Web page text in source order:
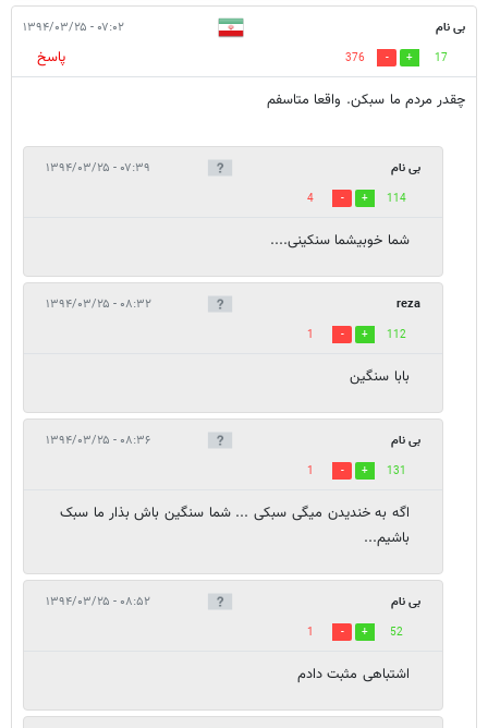
بی نام ۰۷:۰۲ - ۱۳۹۴/۰۳/۲۵
17
376
پاسخ
چقدر مردم ما سبکن. واقعا متاسفم
بی نام ۰۷:۳۹ - ۱۳۹۴/۰۳/۲۵
114
4
شما خوبیشما سنکینی....
reza ۰۸:۳۲ - ۱۳۹۴/۰۳/۲۵
112
1
بابا سنگین
بی نام ۰۸:۳۶ - ۱۳۹۴/۰۳/۲۵
131
1
اگه به خندیدن میگی سبکی ... شما سنگین باش بذار ما سبک
باشیم...
بی نام ۰۸:۵۲ - ۱۳۹۴/۰۳/۲۵
52
1
اشتباهی مثبت دادم